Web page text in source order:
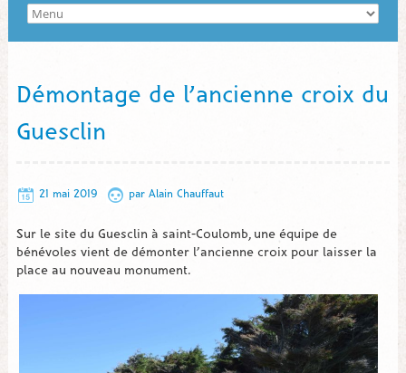
Démontage de l’ancienne croix du
Guesclin
21 mai 2019 par Alain Chauffaut
Sur le site du Guesclin à saint-Coulomb, une équipe de
bénévoles vient de démonter l’ancienne croix pour laisser la
place au nouveau monument.